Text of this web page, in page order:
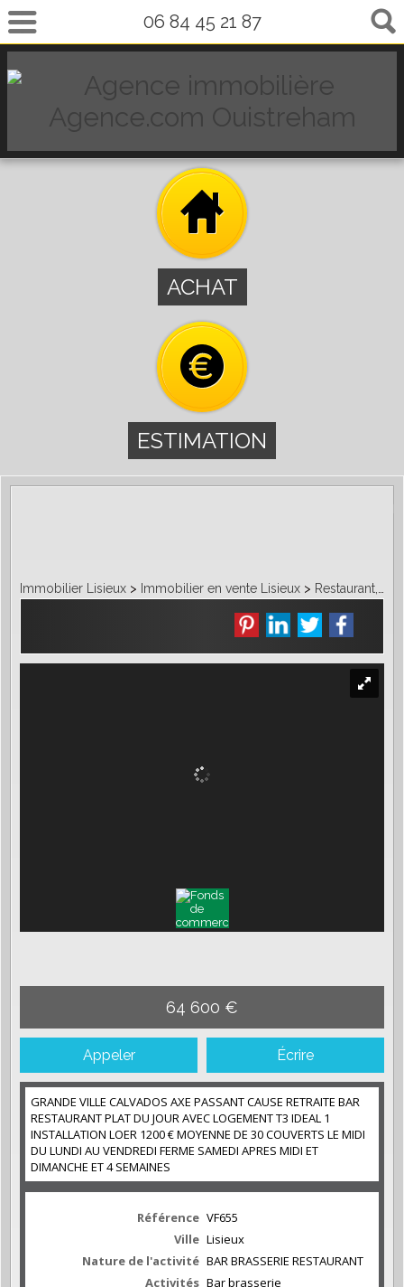
06 84 45 21 87
ACHAT
ESTIMATION
Immobilier Lisieux > Immobilier en vente Lisieux > Restaurant, bar en vente Lisieux
64 600 €
Appeler Écrire
GRANDE VILLE CALVADOS AXE PASSANT CAUSE RETRAITE BAR
RESTAURANT PLAT DU JOUR AVEC LOGEMENT T3 IDEAL 1
INSTALLATION LOER 1200 € MOYENNE DE 30 COUVERTS LE MIDI
DU LUNDI AU VENDREDI FERME SAMEDI APRES MIDI ET
DIMANCHE ET 4 SEMAINES
Référence VF655
Ville Lisieux
Nature de l'activité BAR BRASSERIE RESTAURANT
Activités Bar brasserie